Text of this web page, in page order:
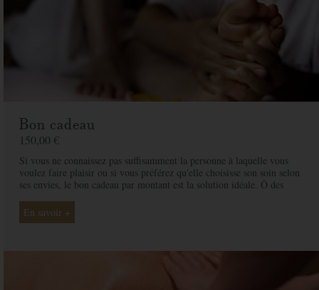
Bon cadeau
150,00 €
Si vous ne connaissez pas suffisamment la personne à laquelle vous
voulez faire plaisir ou si vous préférez qu'elle choisisse son soin selon
ses envies, le bon cadeau par montant est la solution idéale. Ô des
proche et ainsi rendre ce moment exceptionnel.
En savoir +